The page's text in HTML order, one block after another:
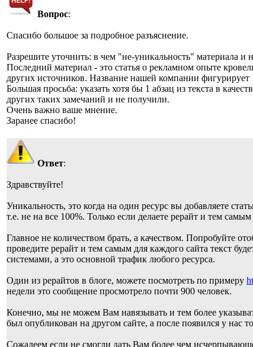
Вопрос:
Спасибо большое за подробное разъяснение.
Разрешите уточнить: в чем "не-уникальность" материала и
Последний материал - это статья о рекламном опыте
других источников. Название нашей компании фигурирует
Большая просьба: указать хотя бы 1 абзац из текста в
других таких замечаний и не получили.
Очень важно ваше мнение.
Заранее спасибо!
Ответ:
Здравствуйте!
Уникальность, это когда на один ресурс вы добавляете
т.е. не на все 100%. Только если делаете рерайт и тем
Главное не количеством брать, а качеством. Попробуйте
проведите рерайт и тем самым для каждого сайта текст
системами, а это основной трафик любого ресурса.
Один из рерайтов в блоге, можете посмотреть по примеру
недели это сообщение просмотрело почти 900 человек.
Конечно, мы не можем Вам навязывать и тем более
был опубликован на другом сайте, а после появился у нас
Сожалеем если не смогли дать Вам более чем